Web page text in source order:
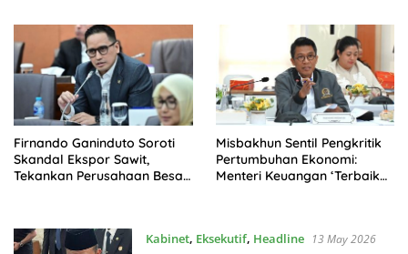
Firnando Ganinduto Soroti
Skandal Ekspor Sawit,
Tekankan Perusahaan Besar
Misbakhun Sentil Pengkritik
Pertumbuhan Ekonomi:
Menteri Keuangan ‘Terbaik
Kabinet, Eksekutif, Headline 13 May 2026